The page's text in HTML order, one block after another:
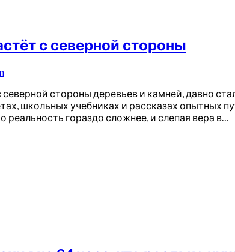
с северной стороны
стороны деревьев и камней, давно
школьных учебниках и рассказах опытных
реальность гораздо сложнее, и слепая вера в…